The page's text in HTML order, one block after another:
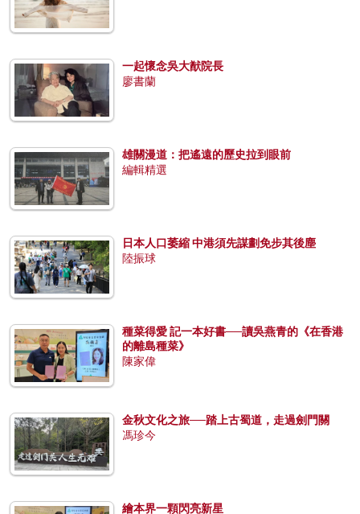
一起懷念吳大猷院長
廖書蘭
雄關漫道：把遙遠的歷史拉到眼前
編輯精選
日本人口萎縮 中港須先謀劃免步其後塵
陸振球
種菜得愛 記一本好書──讀吳燕青的《在香港
的離島種菜》
陳家偉
金秋文化之旅──踏上古蜀道，走過劍門關
馮珍今
繪本界一顆閃亮新星